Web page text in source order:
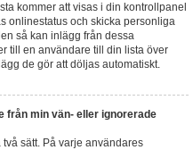
kommer att visas i din kontrollpanel
onlinestatus och skicka personliga
så kan inlägg från dessa
till en användare till din lista över
de gör att döljas automatiskt.
från min vän- eller ignorerade
sätt. På varje användares